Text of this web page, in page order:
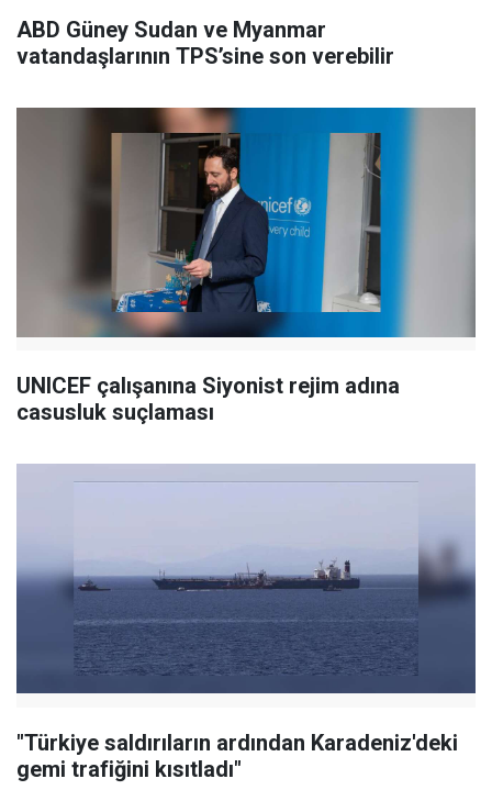
ABD Güney Sudan ve Myanmar
vatandaşlarının TPS’sine son verebilir
UNICEF çalışanına Siyonist rejim adına
casusluk suçlaması
"Türkiye saldırıların ardından Karadeniz'deki
gemi trafiğini kısıtladı"